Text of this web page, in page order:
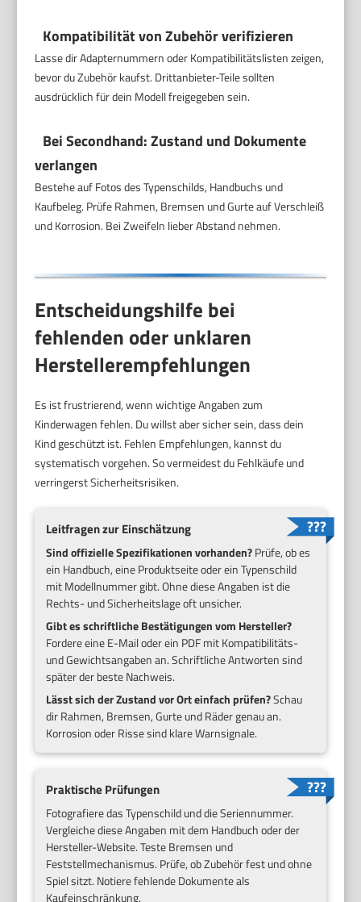
Kompatibilität von Zubehör verifizieren
Lasse dir Adapternummern oder Kompatibilitätslisten zeigen,
bevor du Zubehör kaufst. Drittanbieter-Teile sollten
ausdrücklich für dein Modell freigegeben sein.
Bei Secondhand: Zustand und Dokumente
verlangen
Bestehe auf Fotos des Typenschilds, Handbuchs und
Kaufbeleg. Prüfe Rahmen, Bremsen und Gurte auf Verschleiß
und Korrosion. Bei Zweifeln lieber Abstand nehmen.
Entscheidungshilfe bei
fehlenden oder unklaren
Herstellerempfehlungen
Es ist frustrierend, wenn wichtige Angaben zum
Kinderwagen fehlen. Du willst aber sicher sein, dass dein
Kind geschützt ist. Fehlen Empfehlungen, kannst du
systematisch vorgehen. So vermeidest du Fehlkäufe und
verringerst Sicherheitsrisiken.
Leitfragen zur Einschätzung
Sind offizielle Spezifikationen vorhanden?Prüfe, ob es
ein Handbuch, eine Produktseite oder ein Typenschild
mit Modellnummer gibt. Ohne diese Angaben ist die
Rechts- und Sicherheitslage oft unsicher.
Gibt es schriftliche Bestätigungen vom Hersteller?
Fordere eine E-Mail oder ein PDF mit Kompatibilitäts-
und Gewichtsangaben an. Schriftliche Antworten sind
später der beste Nachweis.
Lässt sich der Zustand vor Ort einfach prüfen?Schau
dir Rahmen, Bremsen, Gurte und Räder genau an.
Korrosion oder Risse sind klare Warnsignale.
Praktische Prüfungen
Fotografiere das Typenschild und die Seriennummer.
Vergleiche diese Angaben mit dem Handbuch oder der
Hersteller-Website. Teste Bremsen und
Feststellmechanismus. Prüfe, ob Zubehör fest und ohne
Spiel sitzt. Notiere fehlende Dokumente als
Kaufeinschränkung.